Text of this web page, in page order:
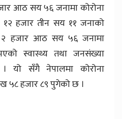
आठ सय ५६ जनामा कोरोना
हजार तीन सय ११ जनाको
२ हजार आठ सय ५६ जनामा
स्वास्थ्य तथा जनसंख्या
यो सँगै नेपालमा कोरोना
५८ हजार ८९ पुगेको छ ।